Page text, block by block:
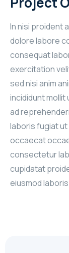
In nisi proident
dolore labore
consequat
exercitation
sed nisi anim
incididunt
ad
laboris fugiat ut
occaecat
consectetur
cupidatat
eiusmod laboris